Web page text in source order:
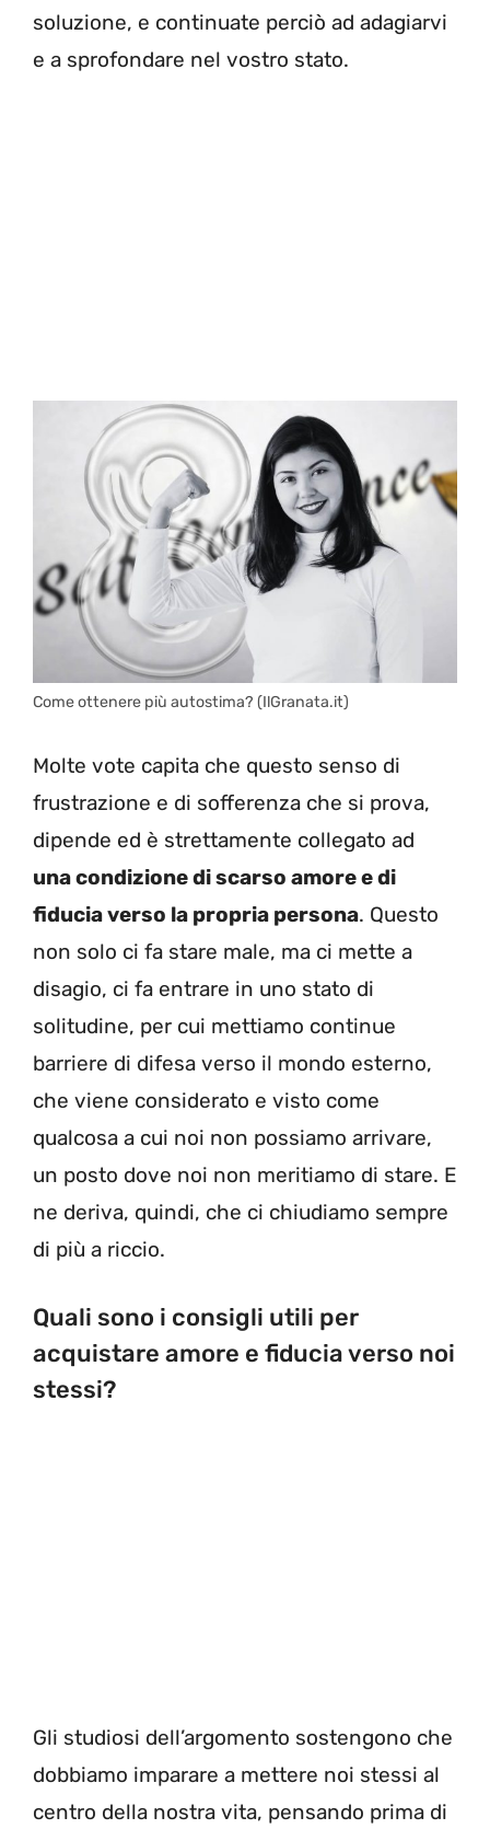
soluzione, e continuate perciò ad adagiarvi
e a sprofondare nel vostro stato.
Come ottenere più autostima? (IlGranata.it)
Molte vote capita che questo senso di
frustrazione e di sofferenza che si prova,
dipende ed è strettamente collegato ad
una condizione di scarso amore e di
fiducia verso la propria persona. Questo
non solo ci fa stare male, ma ci mette a
disagio, ci fa entrare in uno stato di
solitudine, per cui mettiamo continue
barriere di difesa verso il mondo esterno,
che viene considerato e visto come
qualcosa a cui noi non possiamo arrivare,
un posto dove noi non meritiamo di stare. E
ne deriva, quindi, che ci chiudiamo sempre
di più a riccio.
Quali sono i consigli utili per
acquistare amore e fiducia verso noi
stessi?
Gli studiosi dell’argomento sostengono che
dobbiamo imparare a mettere noi stessi al
centro della nostra vita, pensando prima di